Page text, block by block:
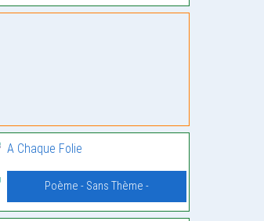
A Chaque Folie
Poème - Sans Thème -